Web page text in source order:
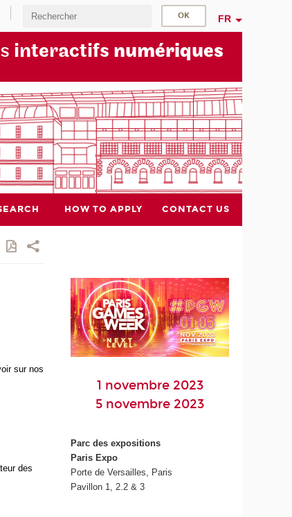
FR
interactifs numériques
HOW TO APPLY CONTACT US
sur nos
des
1 novembre 2023
5 novembre 2023
Parc des expositions
Paris Expo
Porte de Versailles, Paris
Pavillon 1, 2.2 & 3